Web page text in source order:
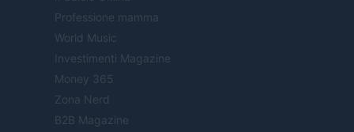
Professione mamma
World Music
Investimenti Magazine
Money 365
Zona Nerd
B2B Magazine